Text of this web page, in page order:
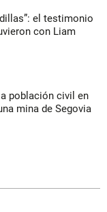
el testimonio
con Liam
población civil en
mina de Segovia